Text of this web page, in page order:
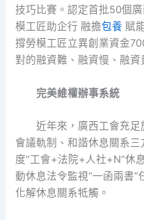
技巧比賽。認定首批50個
模工匠助企行 融擔包養 賦
撐勞模工匠立異創業資金
對的融資難、融資慢、融資
完美維權辦事系統
近年來，廣西工會充足
會議軌制、和諧休息關系
度“工會+法院+人社+N”休
動休息法令監視“一函兩書
化解休息關系牴觸。